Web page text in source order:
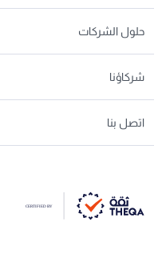
حلول الشركات
شركاؤنا
اتصل بنا